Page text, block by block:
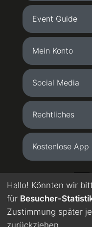
Event Guide
Mein Konto
Social Media
Rechtliches
Kostenlose App
Wird maschinell
Hallo! Könnten wir
für Besucher-
Zustimmung später